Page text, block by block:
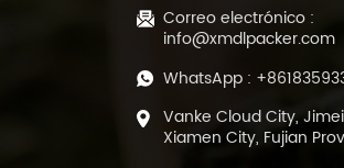
de corte y
térmico de
POF DL-450L
Máquina
de llenado y
de té verde de
Correo electrónico :
info@xmdlpacker.com
WhatsApp :
Vanke Cloud City,
Xiamen City, Fujian